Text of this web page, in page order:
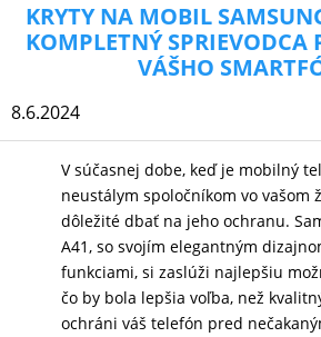
MOBIL
TVRDENÉ
KRYTY NA MOBIL
KOMPLETNÝ SPRIEVODCA
VÁŠHO
8.6.2024
V súčasnej dobe, keď je mobilný
neustálym spoločníkom vo vašom
dôležité dbať na jeho ochranu.
A41, so svojím elegantným
funkciami, si zaslúži najlepšiu
čo by bola lepšia voľba, než
ochráni váš telefón pred